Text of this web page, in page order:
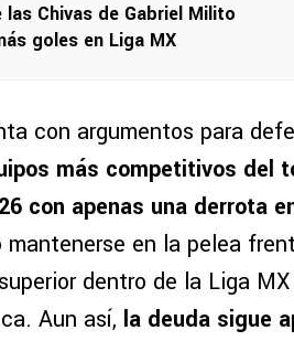
Chivas de Gabriel Milito
goles en Liga MX
con argumentos para
más competitivos del
con apenas una derrota
mantenerse en la pelea
dentro de la Liga
Aun así, la deuda sigue